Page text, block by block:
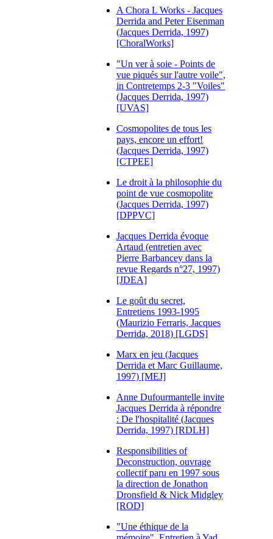
A Chora L Works - Jacques
Derrida and Peter Eisenman
(Jacques Derrida, 1997)
[ChoralWorks]
"Un ver à soie - Points de
vue piqués sur l'autre voile",
in Contretemps 2-3 "Voiles"
(Jacques Derrida, 1997)
[UVAS]
Cosmopolites de tous les
pays, encore un effort!
(Jacques Derrida, 1997)
[CTPEE]
Le droit à la philosophie du
point de vue cosmopolite
(Jacques Derrida, 1997)
[DPPVC]
Jacques Derrida évoque
Artaud (entretien avec
Pierre Barbancey dans la
revue Regards n°27, 1997)
[JDEA]
Le goût du secret,
Entretiens 1993-1995
(Maurizio Ferraris, Jacques
Derrida, 2018) [LGDS]
Marx en jeu (Jacques
Derrida et Marc Guillaume,
1997) [MEJ]
Anne Dufourmantelle invite
Jacques Derrida à répondre
: De l'hospitalité (Jacques
Derrida, 1997) [RDLH]
Responsibilities of
Deconstruction, ouvrage
collectif paru en 1997 sous
la direction de Jonathon
Dronsfield & Nick Midgley
[ROD]
"Une éthique de la